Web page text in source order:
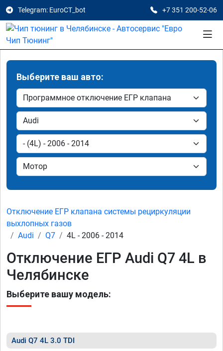
Telegram: EuroCT_bot +7 351 200-52-06
Выберите ваш авто:
Отключение ЕГР клапана системы рециркуляции
выхлопных газов
Audi
Q7 4L - 2006 - 2014
Отключение ЕГР Audi Q7 4L в
Челябинске
Выберите вашу модель:
Audi Q7 4L 3.0 TDI